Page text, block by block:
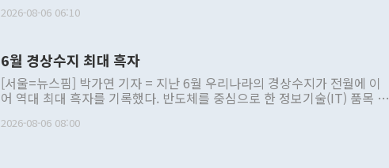
발언 중에는 정부 내 조율을 거치지 않은 사안을 정책으로 추진하겠다고 공
주의적 희망에 근거한 비현실적 구상'이라는 비판을 내놨다. 그동안 정 장
관의 대북 정책 관련 발언이 물의를 빚은 적은 여러 번 있지만 대통령과 유
관 부처 장관이 공개적으로 부정적 입장을 표명한 것은 이례적이다. 정 장
관의 무리한 대북 접근법과 월권을 제어해야 한다는 목소리도 높아지고 있
다. [정동영 통일부 장관이 지난달 23일 오후 서울 종로구 정부서울청사에
2026-08-06 06:10
6월 경상수지 최대 흑자
[서울=뉴스핌] 박가연 기자 = 지난 6월 우리나라의 경상수지가 전월에 이
어 역대 최대 흑자를 기록했다. 반도체를 중심으로 한 정보기술(IT) 품목 수
료=한국은행] 한국은행이 6일 발표한 '2026년 6월 국제수지(잠정)'에 따르
2026-08-06 08:00